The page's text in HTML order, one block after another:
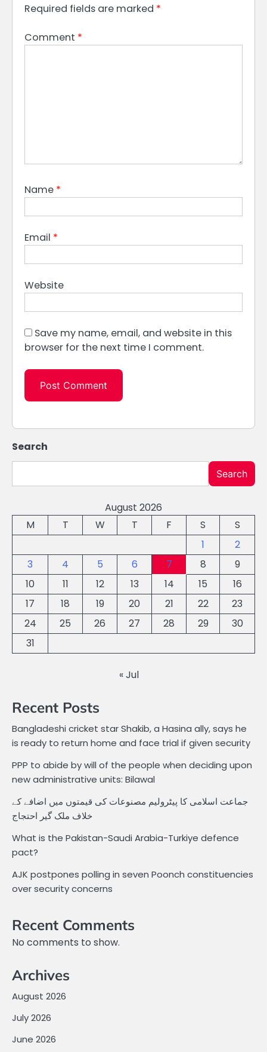
Required fields are marked *
Comment *
Name *
Email *
Website
Save my name, email, and website in this
browser for the next time I comment.
Search
Search
August 2026
M
T W T F S
S
1
2
3
4 5 6 7 8
9
10
11 12 13 14 15
16
17
18 19 20 21 22
23
24
25 26 27 28 29
30
31
« Jul
Recent Posts
Bangladeshi cricket star Shakib, a Hasina ally, says he
is ready to return home and face trial if given security
PPP to abide by will of the people when deciding upon
new administrative units: Bilawal
جماعت اسلامی کا پیٹرولیم مصنوعات کی قیمتوں میں اضافے کے
خلاف ملک گیر احتجاج
What is the Pakistan-Saudi Arabia-Turkiye defence
pact?
AJK postpones polling in seven Poonch constituencies
over security concerns
Recent Comments
No comments to show.
Archives
August 2026
July 2026
June 2026